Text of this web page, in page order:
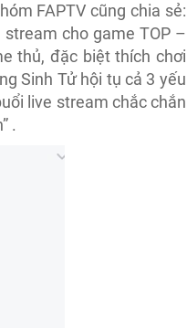
FAPTV cũng chia sẻ:
cho game TOP –
thủ, đặc biệt thích chơi
Sinh Tử hội tụ cả 3 yếu
live stream chắc chắn
.